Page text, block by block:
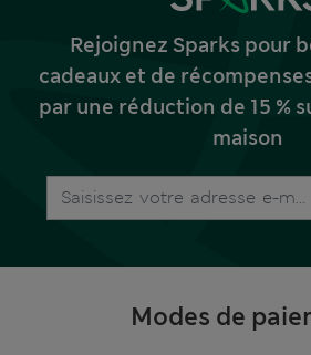
Rejoignez Sparks pour
cadeaux et de
par une réduction de 15 %
maison
Modes de